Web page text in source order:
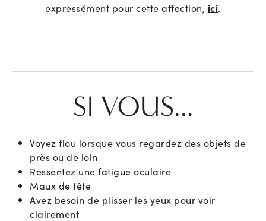
expressément pour cette affection, ici.
SI VOUS...
Voyez flou lorsque vous regardez des objets de
près ou de loin
Ressentez une fatigue oculaire
Maux de tête
Avez besoin de plisser les yeux pour voir
clairement